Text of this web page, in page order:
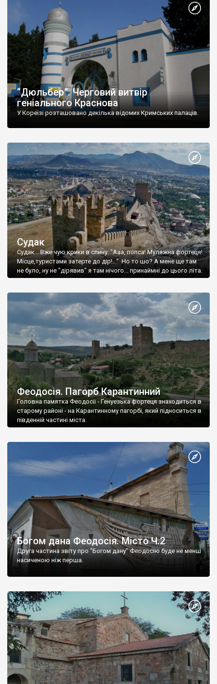
“Дюльбер”. Черговий витвір
геніального Краснова
У Кореїзі розташовано декілька відомих Кримських палаців.
Судак
Судак... Вже чую крики в спину: "Ааа, попса! Муляжна фортеця!
Місце,туристами затерте до дір!..." Но то шо? А мене ще там
не було, ну не "дірявив" я там нічого... принаймні до цього літа.
Феодосія. Пагорб Карантинний
Головна памятка Феодосії - Генуезька фортеця знаходиться в
старому районі - на Карантинному пагорбі, який підноситься в
південній частині міста.
Богом дана Феодосія. Місто Ч.2
Друга частина звіту про "Богом дану" Феодосію буде не менш
насиченою ніж перша.